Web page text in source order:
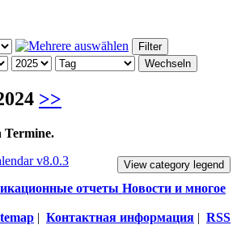
>>
Termine.
View category legend
v8.0.3
отчеты Новости и многое
| Контактная информация | RSS